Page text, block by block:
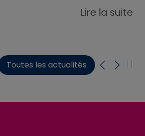
Lire la suite
Toutes les actualités